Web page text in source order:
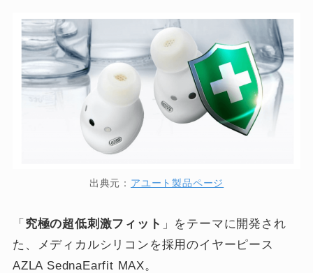
出典元： アユート製品ページ
「 究極の超低刺激フィット 」をテーマに開発され
た、メディカルシリコンを採用のイヤーピース
AZLA SednaEarfit MAX。